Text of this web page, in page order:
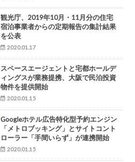
観光庁、2019年10月・11月分の住宅
宿泊事業者からの定期報告の集計結果
を公表
2020.01.17
スペースエージェントと宅都ホールデ
ィングスが業務提携、大阪で民泊投資
物件を提供開始
2020.01.15
Googleホテル広告特化型予約エンジン
「メトロブッキング」とサイトコント
ローラー「手間いらず」が連携開始
2020.01.15